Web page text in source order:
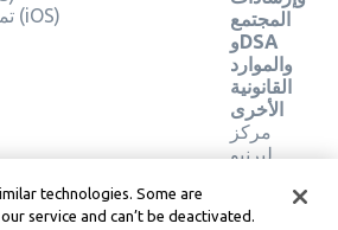
تمرّن (iOS)
المجتمع
وDSA
والموارد
القانونية
الأخرى
مركز
ليرنيو
خدمة
technologies. Some are
service and can’t be deactivated.